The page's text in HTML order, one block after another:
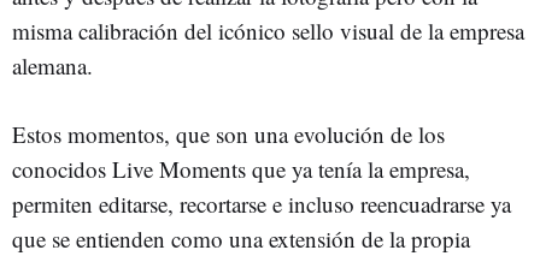
misma calibración del icónico sello visual de la empresa
alemana.
Estos momentos, que son una evolución de los
conocidos Live Moments que ya tenía la empresa,
permiten editarse, recortarse e incluso reencuadrarse ya
que se entienden como una extensión de la propia